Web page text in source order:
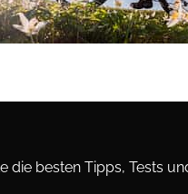
die besten Tipps, Tests